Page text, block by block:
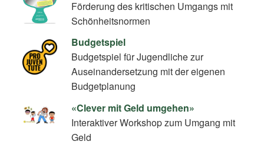
Förderung des kritischen Umgangs mit
Schönheitsnormen
Budgetspiel
Budgetspiel für Jugendliche zur
Auseinandersetzung mit der eigenen
Budgetplanung
«Clever mit Geld umgehen»
Interaktiver Workshop zum Umgang mit
Geld